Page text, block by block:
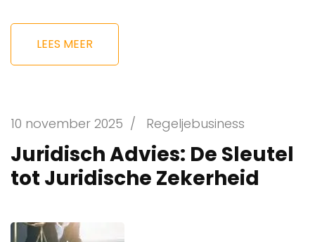
LEES MEER
10 november 2025 / Regeljebusiness
Juridisch Advies: De Sleutel
tot Juridische Zekerheid